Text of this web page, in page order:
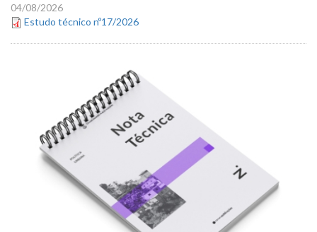
04/08/2026
Estudo técnico nº17/2026